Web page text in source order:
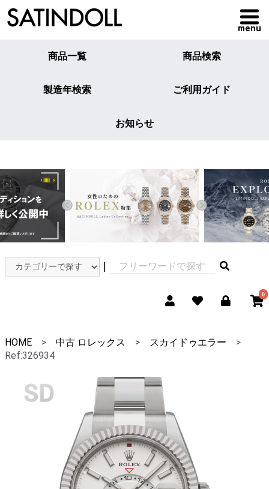
menu
商品一覧 商品検索
製造年検索 ご利用ガイド
お知らせ
｜
0
HOME > 中古 ロレックス > スカイドゥエラー
>
Ref:326934